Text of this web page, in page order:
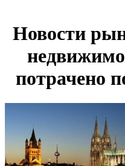
Новости
потрачено